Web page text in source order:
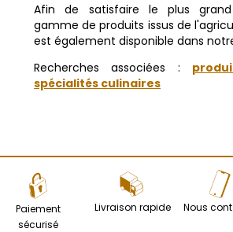
Afin de satisfaire le plus
gamme de produits issus de
est également disponible dans
Recherches associées :
spécialités culinaires
Paiement
sécurisé
Livraison rapide Nous